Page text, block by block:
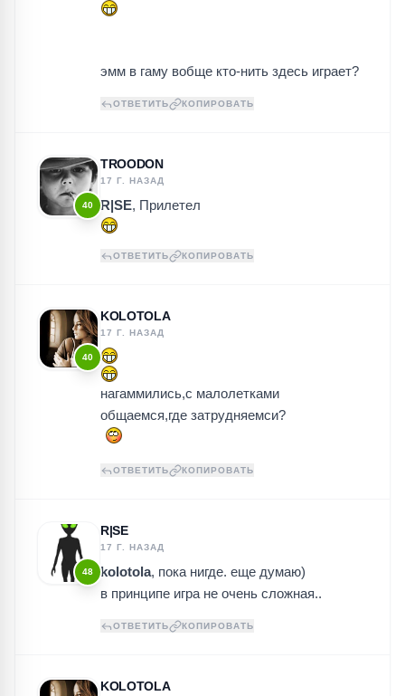
эмм в гаму вобще кто-нить здесь играет?
ОТВЕТИТЬ КОПИРОВАТЬ
40
TROODON
17 Г. НАЗАД
R|SE, Прилетел
ОТВЕТИТЬ КОПИРОВАТЬ
40
KOLOTOLA
17 Г. НАЗАД
нагаммились,с малолетками
общаемся,где затрудняемси?
ОТВЕТИТЬ КОПИРОВАТЬ
48
R|SE
17 Г. НАЗАД
kolotola, пока нигде. еще думаю)
в принципе игра не очень сложная..
ОТВЕТИТЬ КОПИРОВАТЬ
KOLOTOLA